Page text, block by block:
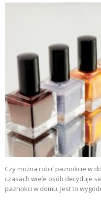
Czy można robić paznokcie w
czasach wiele osób decyduje
paznokci w domu. Jest to